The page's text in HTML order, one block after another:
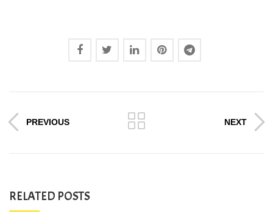
PREVIOUS NEXT
RELATED POSTS